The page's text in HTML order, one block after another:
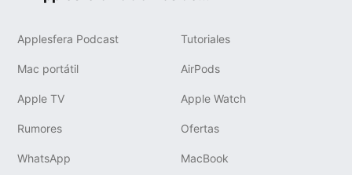
Applesfera Podcast Tutoriales
Mac portátil AirPods
Apple TV Apple Watch
Rumores Ofertas
WhatsApp MacBook